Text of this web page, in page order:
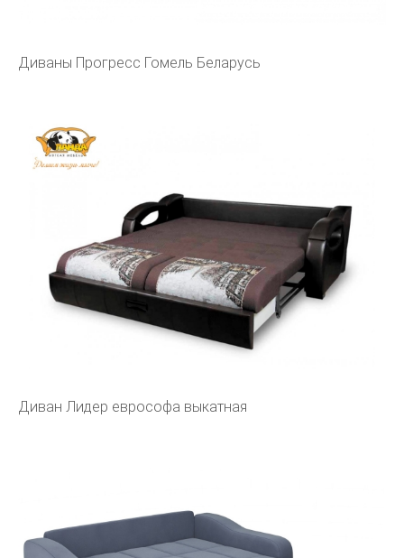
Диваны Прогресс Гомель Беларусь
Диван Лидер еврософа выкатная